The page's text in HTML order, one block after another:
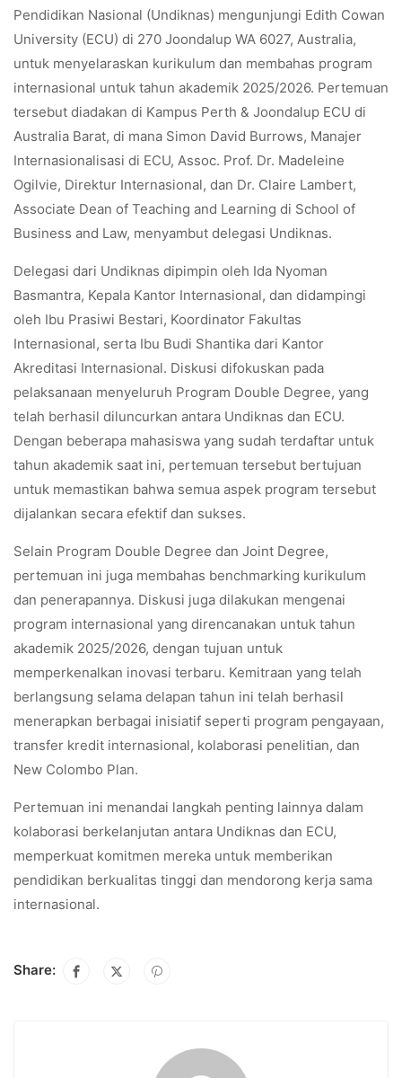
Pendidikan Nasional (Undiknas) mengunjungi Edith Cowan
University (ECU) di 270 Joondalup WA 6027, Australia,
untuk menyelaraskan kurikulum dan membahas program
internasional untuk tahun akademik 2025/2026. Pertemuan
tersebut diadakan di Kampus Perth & Joondalup ECU di
Australia Barat, di mana Simon David Burrows, Manajer
Internasionalisasi di ECU, Assoc. Prof. Dr. Madeleine
Ogilvie, Direktur Internasional, dan Dr. Claire Lambert,
Associate Dean of Teaching and Learning di School of
Business and Law, menyambut delegasi Undiknas.
Delegasi dari Undiknas dipimpin oleh Ida Nyoman
Basmantra, Kepala Kantor Internasional, dan didampingi
oleh Ibu Prasiwi Bestari, Koordinator Fakultas
Internasional, serta Ibu Budi Shantika dari Kantor
Akreditasi Internasional. Diskusi difokuskan pada
pelaksanaan menyeluruh Program Double Degree, yang
telah berhasil diluncurkan antara Undiknas dan ECU.
Dengan beberapa mahasiswa yang sudah terdaftar untuk
tahun akademik saat ini, pertemuan tersebut bertujuan
untuk memastikan bahwa semua aspek program tersebut
dijalankan secara efektif dan sukses.
Selain Program Double Degree dan Joint Degree,
pertemuan ini juga membahas benchmarking kurikulum
dan penerapannya. Diskusi juga dilakukan mengenai
program internasional yang direncanakan untuk tahun
akademik 2025/2026, dengan tujuan untuk
memperkenalkan inovasi terbaru. Kemitraan yang telah
berlangsung selama delapan tahun ini telah berhasil
menerapkan berbagai inisiatif seperti program pengayaan,
transfer kredit internasional, kolaborasi penelitian, dan
New Colombo Plan.
Pertemuan ini menandai langkah penting lainnya dalam
kolaborasi berkelanjutan antara Undiknas dan ECU,
memperkuat komitmen mereka untuk memberikan
pendidikan berkualitas tinggi dan mendorong kerja sama
internasional.
Share: